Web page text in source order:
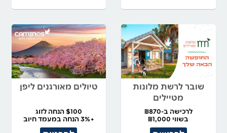
שובר לרשת מלונות
מטיילים
לרכישה ב-₪870
בשווי ₪1,000
טיולים מאורגנים ליפן
$100 הנחה לזוג
+3% הנחה במעמד חיוב